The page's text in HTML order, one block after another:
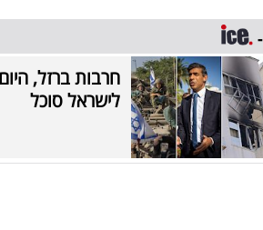
לישראל סוכל